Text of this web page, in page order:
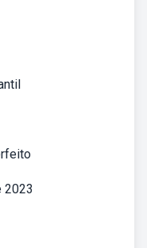
2023